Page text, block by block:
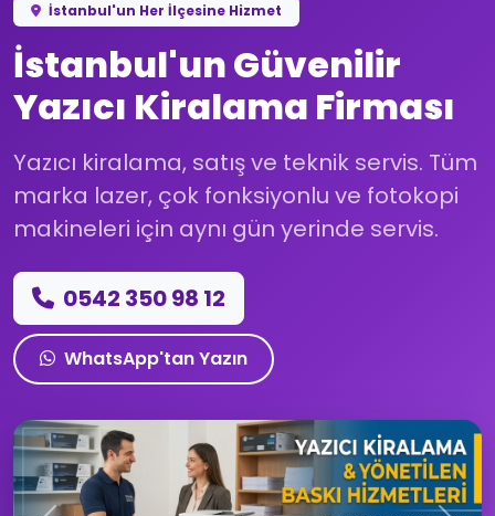
İstanbul'un Her İlçesine Hizmet
İstanbul'un Güvenilir
Yazıcı Kiralama Firması
Yazıcı kiralama, satış ve teknik servis. Tüm
marka lazer, çok fonksiyonlu ve fotokopi
makineleri için aynı gün yerinde servis.
0542 350 98 12
WhatsApp'tan Yazın